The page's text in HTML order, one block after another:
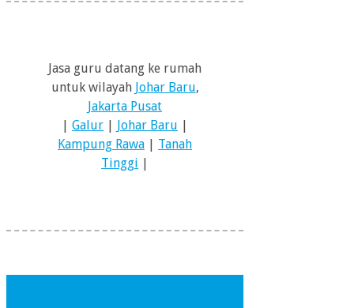
Jasa guru datang ke rumah
untuk wilayah Johar Baru,
Jakarta Pusat
| Galur | Johar Baru |
Kampung Rawa | Tanah
Tinggi |